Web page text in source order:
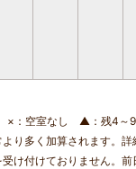
×：空室なし ▲：残4～
り多く加算されます。詳
け付けておりません。